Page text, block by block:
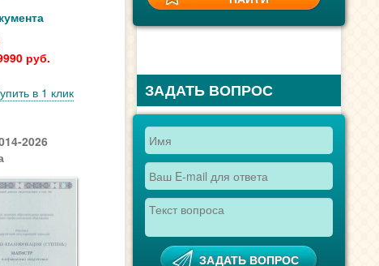
руб.
в 1 клик
2026
ЗАДАТЬ ВОПРОС